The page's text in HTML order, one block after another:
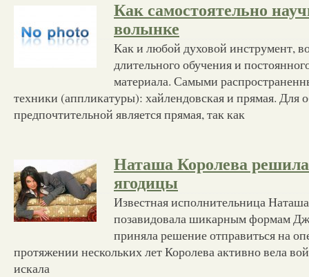
Как самостоятельно
волынке
Как и любой духовой инструмент,
длительного обучения и
материала. Самыми
техники (аппликатуры): хайлендовская и прямая. Для
предпочтительной является прямая, так как
Наташа Королева
ягодицы
Известная исполнительница
позавидовала шикарным формам
приняла решение отправиться на
протяжении нескольких лет Королева активно вела
искала